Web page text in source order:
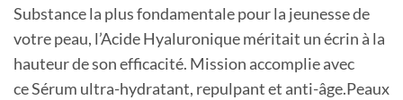
Substance la plus fondamentale pour la jeunesse de
votre peau, l’Acide Hyaluronique méritait un écrin à la
hauteur de son efficacité. Mission accomplie avec
ce Sérum ultra-hydratant, repulpant et anti-âge.Peaux